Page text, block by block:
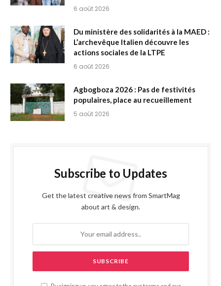
6 août 2026
Du ministère des solidarités à la MAED :
L’archevêque Italien découvre les
actions sociales de la LTPE
6 août 2026
Agbogboza 2026 : Pas de festivités
populaires, place au recueillement
5 août 2026
Subscribe to Updates
Get the latest creative news from SmartMag
about art & design.